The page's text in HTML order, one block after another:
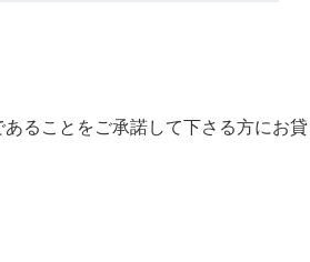
ることをご承諾して下さる方にお